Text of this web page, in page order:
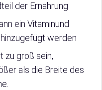
der Ernährung
ein Vitaminund
werden
zu groß sein,
als die Breite des